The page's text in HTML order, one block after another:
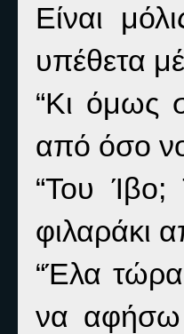
Είναι
υπέθετα
“Κι όμως
από όσο
“Του
φιλαράκι
“Έλα τώρα
να αφήσω